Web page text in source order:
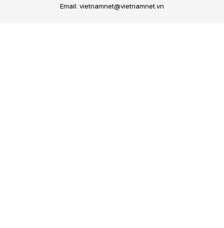
Email: vietnamnet@vietnamnet.vn